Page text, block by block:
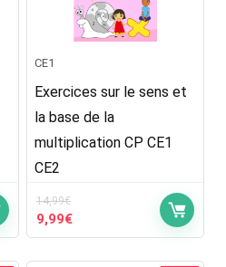
CE1
Exercices sur le sens et
la base de la
multiplication CP CE1
CE2
14,99€
Le
prix
9,99€Le
prix